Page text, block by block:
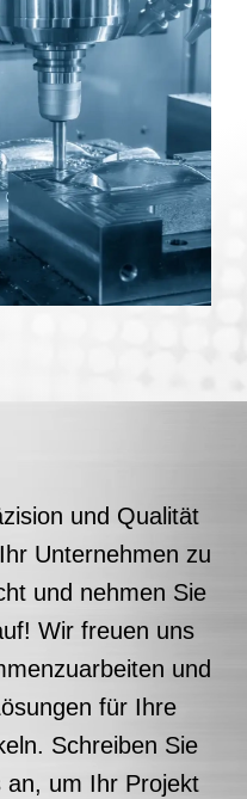
und Qualität
Unternehmen zu
und nehmen Sie
Wir freuen uns
und
für Ihre
Schreiben Sie
an, um Ihr Projekt